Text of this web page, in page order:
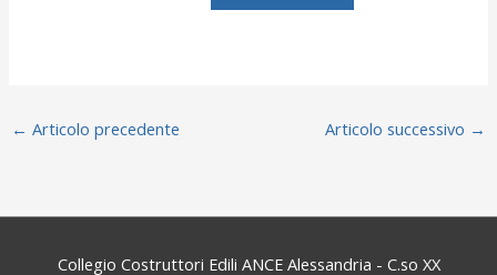
← Articolo precedente Articolo successivo →
Collegio Costruttori Edili ANCE Alessandria - C.so XX